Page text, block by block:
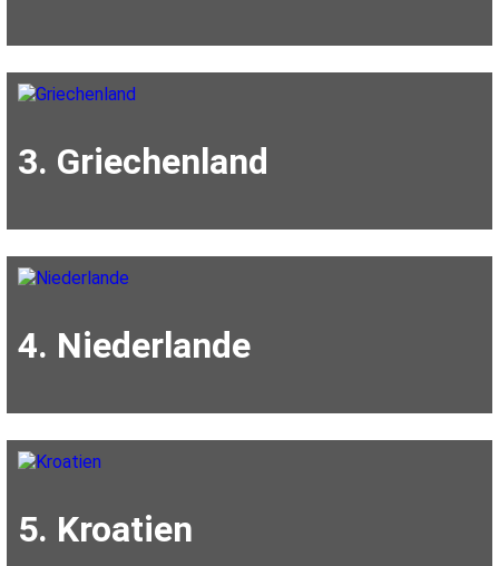
3. Griechenland
4. Niederlande
5. Kroatien